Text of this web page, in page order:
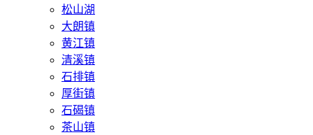
松山湖
大朗镇
黄江镇
清溪镇
石排镇
厚街镇
石碣镇
茶山镇